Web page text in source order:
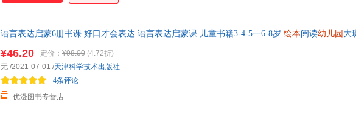
语言表达启蒙6册书课 好口才会表达 语言表达启蒙课 儿童书籍3-4-5一6-8岁 绘本阅读幼儿园 大
¥46.20 定价： ¥98.00 (4.72折)
优漫图书专营店
4条评论
无 /2021-07-01 /天津科学技术出版社